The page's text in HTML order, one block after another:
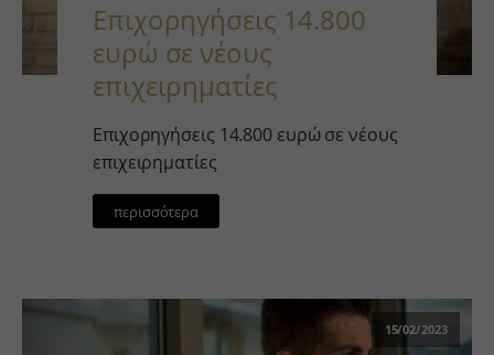
Επιχορηγήσεις 14.800
ευρώ σε νέους
επιχειρηματίες
Επιχορηγήσεις 14.800 ευρώ σε νέους
επιχειρηματίες
περισσότερα
15/02/2023